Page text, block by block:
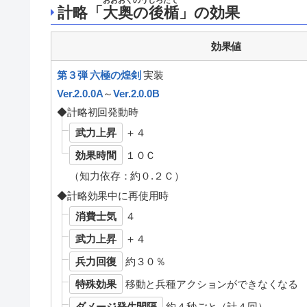
計略「 大奥の後楯」の効果
効果値
第３弾 六極の煌剣 実装
Ver.2.0.0A～Ver.2.0.0B
◆計略初回発動時
武力上昇
＋４
効果時間
１０Ｃ
（知力依存：約０.２Ｃ）
◆計略効果中に再使用時
消費士気
４
武力上昇
＋４
兵力回復
約３０％
特殊効果
移動と兵種アクションができなくなる